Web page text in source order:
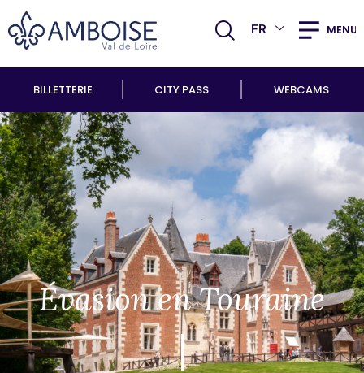
FR MENU
BILLETTERIE CITY PASS WEBCAMS
Évasion en Touraine